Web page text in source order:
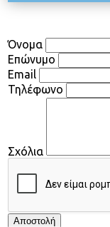
Όνομα
Επώνυμο
Email
Τηλέφωνο
Σχόλια
Αποστολή